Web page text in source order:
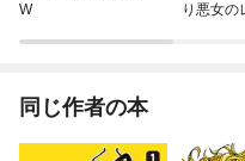
W
り悪女の
同じ作者の本